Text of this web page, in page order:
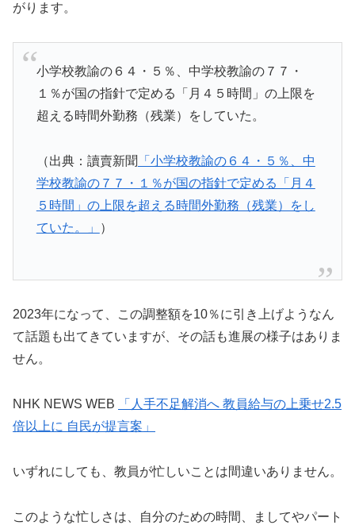
がります。
小学校教諭の６４・５％、中学校教諭の７７・
１％が国の指針で定める「月４５時間」の上限を
超える時間外勤務（残業）をしていた。
（出典：讀賣新聞
「小学校教諭の６４・５％、中
学校教諭の７７・１％が国の指針で定める「月４
５時間」の上限を超える時間外勤務（残業）をし
ていた。」
）
2023年になって、この調整額を10％に引き上げようなん
て話題も出てきていますが、その話も進展の様子はありま
せん。
NHK NEWS WEB
「人手不足解消へ 教員給与の上乗せ2.5
倍以上に 自民が提言案」
いずれにしても、教員が忙しいことは間違いありません。
このような忙しさは、自分のための時間、ましてやパート